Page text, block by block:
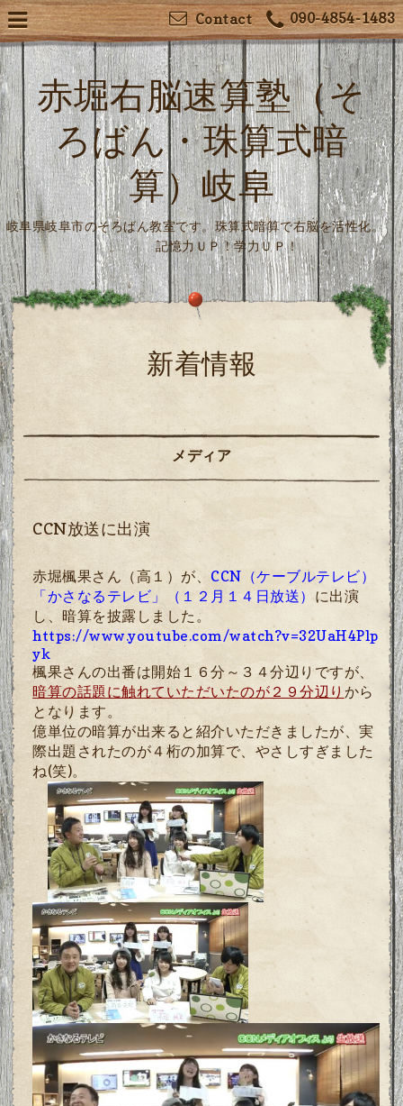
090-4854-1483
Contact
赤堀右脳速算塾（そ
ろばん・珠算式暗
算）岐阜
岐阜県岐阜市のそろばん教室です。珠算式暗算で右脳を活性化。
記憶力ＵＰ！学力ＵＰ！
新着情報
メディア
CCN放送に出演
赤堀楓果さん（高１）が、 CCN（ケーブルテレビ）
「かさなるテレビ」（１２月１４日放送）に出演
し、暗算を披露しました。
https://www.youtube.com/watch?v=32UaH4Plp
yk
楓果さんの出番は開始１６分～３４分辺りですが、
暗算の話題に触れていただいたのが２９分辺り から
となります。
億単位の暗算が出来ると紹介いただきましたが、実
際出題されたのが４桁の加算で、やさしすぎました
ね(笑)。